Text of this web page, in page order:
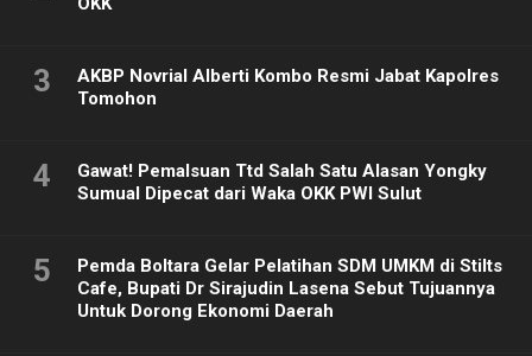
3
AKBP Novrial Alberti Kombo Resmi Jabat Kapolres
Tomohon
4
Gawat! Pemalsuan Ttd Salah Satu Alasan Yongky
Sumual Dipecat dari Waka OKK PWI Sulut
5
Pemda Boltara Gelar Pelatihan SDM UMKM di Stilts
Cafe, Bupati Dr Sirajudin Lasena Sebut Tujuannya
Untuk Dorong Ekonomi Daerah